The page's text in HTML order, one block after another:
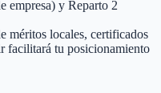
empresa) y Reparto 2
méritos locales, certificados
facilitará tu posicionamiento